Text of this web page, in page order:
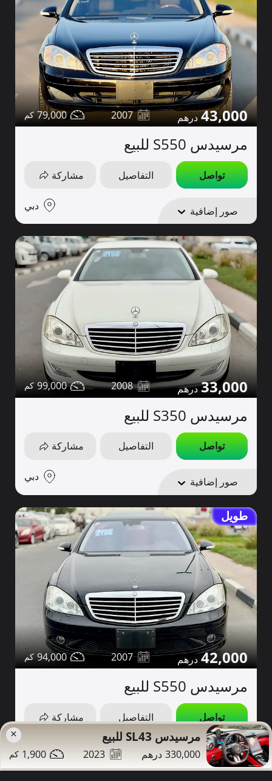
43,000
2007
79,000
مرسيدس S550 للبيع
تواصل التفاصيل مشاركة
صور إضافية دبي
33,000
2008
99,000
مرسيدس S350 للبيع
تواصل التفاصيل مشاركة
صور إضافية دبي
طويل
42,000
2007
94,000
مرسيدس S550 للبيع
تواصل التفاصيل مشاركة
صور إضافية دبي
× مرسيدس SL43 للبيع
330,000
2023
1,900